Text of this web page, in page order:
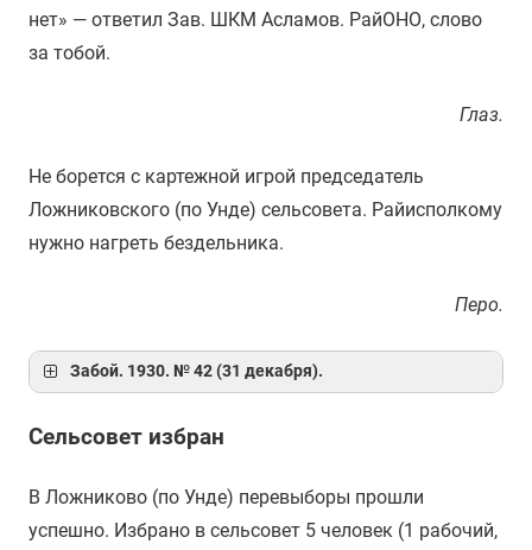
нет» — ответил Зав. ШКМ Асламов. РайОНО, слово
за тобой.
Глаз.
Не борется с картежной игрой председатель
Ложниковского (по Унде) сельсовета. Райисполкому
нужно нагреть бездельника.
Перо.
Забой. 1930. № 42 (31 декабря).
Сельсовет избран
В Ложниково (по Унде) перевыборы прошли
успешно. Избрано в сельсовет 5 человек (1 рабочий,